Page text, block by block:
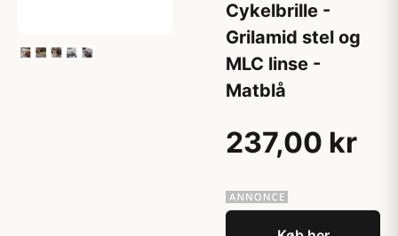
Cykelbrille -
Grilamid stel og
MLC linse -
Matblå
237,00 kr